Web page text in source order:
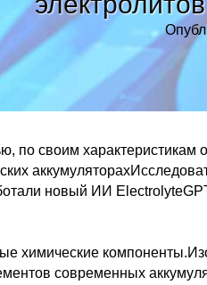
по своим
новый ИИ
химические
современных